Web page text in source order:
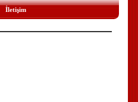
İletişim